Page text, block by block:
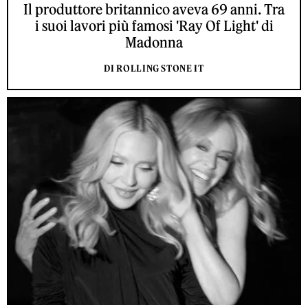
Il produttore britannico aveva 69 anni. Tra
i suoi lavori più famosi 'Ray Of Light' di
Madonna
DI ROLLING STONE IT